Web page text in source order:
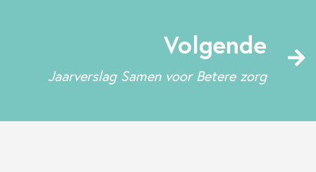
Volgende
Jaarverslag Samen voor Betere zorg